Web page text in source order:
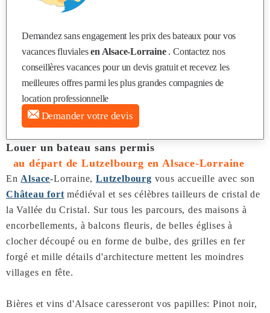
Demandez sans engagement les prix des bateaux pour vos
vacances fluvialesen Alsace-Lorraine . Contactez nos
conseillères vacances pour un devis gratuit et recevez les
meilleures offres parmi les plus grandes compagnies de
location professionnelle
Demander votre devis
Louer un bateau sans permis
au départ de Lutzelbourg en Alsace-Lorraine
En Alsace-Lorraine, Lutzelbourg vous accueille avec son
Château fort médiéval et ses célèbres tailleurs de cristal de
la Vallée du Cristal. Sur tous les parcours, des maisons à
encorbellements, à balcons fleuris, de belles églises à
clocher découpé ou en forme de bulbe, des grilles en fer
forgé et mille détails d'architecture mettent les moindres
villages en fête.
Bières et vins d'Alsace caresseront vos papilles: Pinot noir,